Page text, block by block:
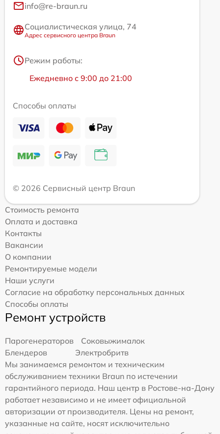
info@re-braun.ru
Социалистическая улица, 74
Адрес сервисного центра Braun
Режим работы:
Ежедневно с 9:00 до 21:00
Способы оплаты
© 2026 Сервисный центр Braun
Стоимость ремонта
Оплата и доставка
Контакты
Вакансии
О компании
Ремонтируемые модели
Наши услуги
Согласие на обработку персональных данных
Способы оплаты
Ремонт устройств
Парогенераторов
Соковыжималок
Блендеров
Электробритв
Мы занимаемся ремонтом и техническим
обслуживанием техники Braun по истечении
гарантийного периода. Наш центр в Ростове-на-Дону
работает независимо и не имеет официальной
авторизации от производителя. Цены на ремонт,
указанные на сайте, носят исключительно